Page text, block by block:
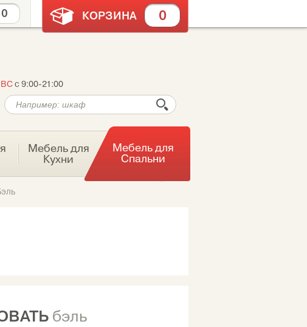
0 КОРЗИНА 0
с 9:00-21:00
Мебель для
Кухни
Мебель для
Спальни
бэль